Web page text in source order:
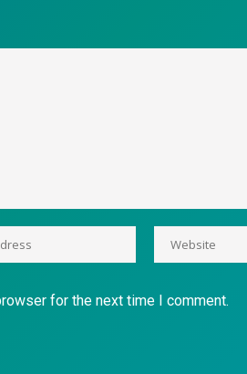
for the next time I comment.